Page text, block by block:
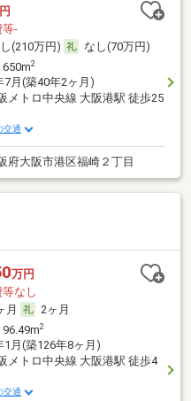
等-
(210万円)
なし(70万円)
2
7月(築40年2ヶ月)
メトロ中央線 大阪港駅 徒歩25
交通
府大阪市港区福崎２丁目
万円
なし
月
2ヶ月
2
1月(築126年8ヶ月)
メトロ中央線 大阪港駅 徒歩4
交通